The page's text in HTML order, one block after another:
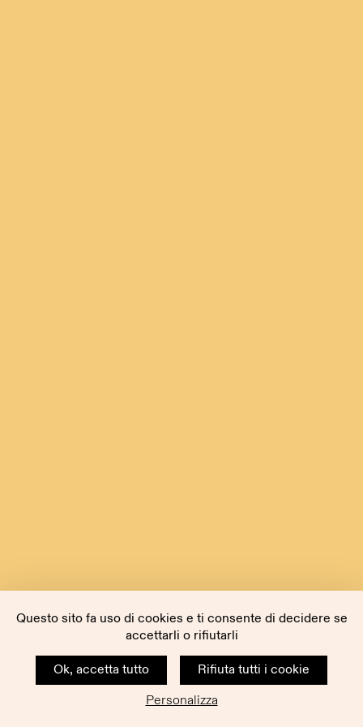
Questo sito fa uso di cookies e ti consente di decidere se
accettarli o rifiutarli
Ok, accetta tutto
Rifiuta tutti i cookie
Personalizza